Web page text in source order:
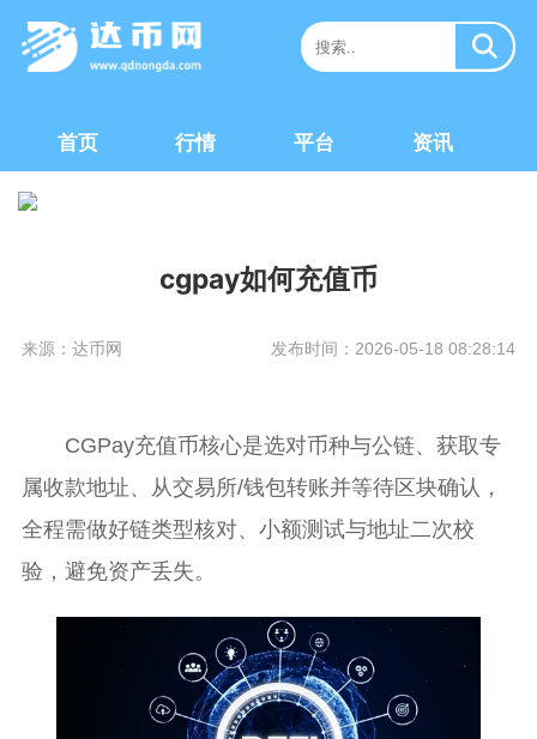
首页 行情 平台 资讯
cgpay如何充值币
来源：达币网 发布时间：2026-05-18 08:28:14
CGPay充值币核心是选对币种与公链、获取专
属收款地址、从交易所/钱包转账并等待区块确认，
全程需做好链类型核对、小额测试与地址二次校
验，避免资产丢失。